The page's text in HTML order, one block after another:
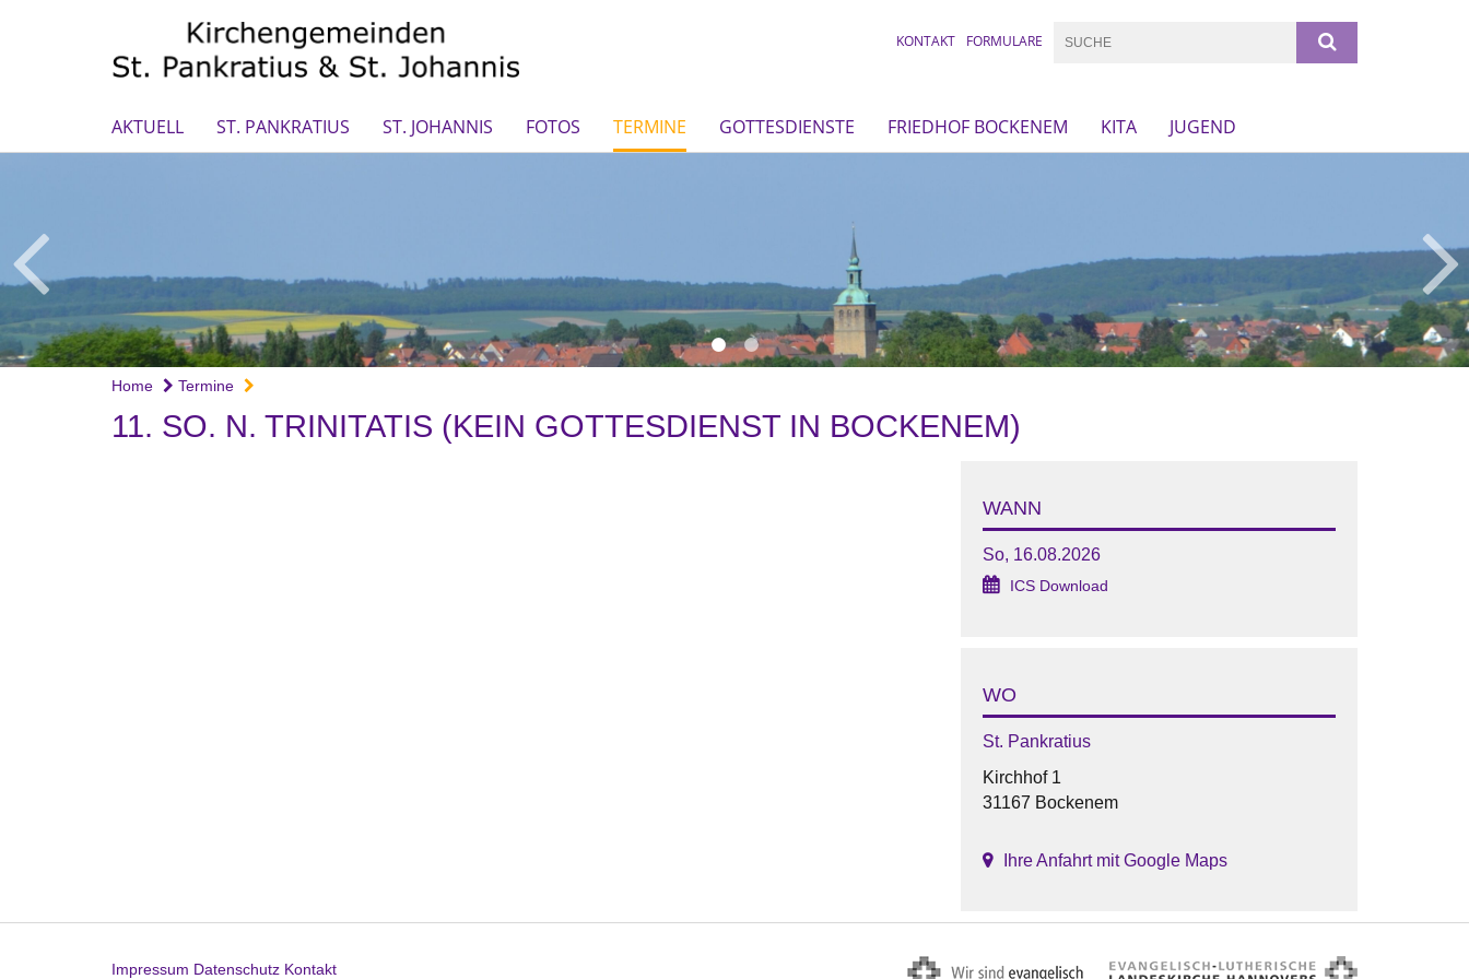
KONTAKT FORMULARE
AKTUELL ST. PANKRATIUS ST. JOHANNIS FOTOS TERMINE GOTTESDIENSTE FRIEDHOF BOCKENEM KITA JUGEND
Home Termine
11. SO. N. TRINITATIS (KEIN GOTTESDIENST IN BOCKENEM)
WANN
So, 16.08.2026
ICS Download
WO
St. Pankratius
Kirchhof 1
31167 Bockenem
Ihre Anfahrt mit Google Maps
Impressum Datenschutz Kontakt